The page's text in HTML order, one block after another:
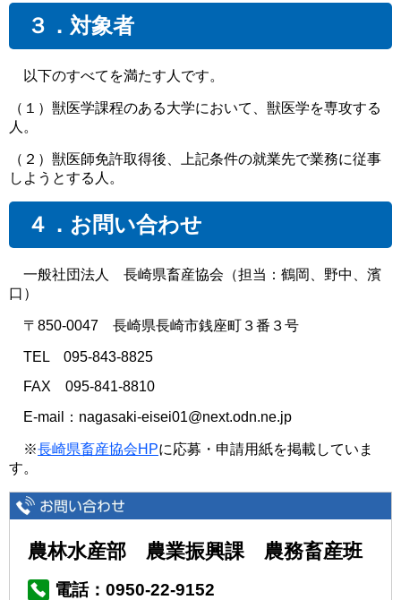
３．対象者
以下のすべてを満たす人です。
（１）獣医学課程のある大学において、獣医学を専攻する
人。
（２）獣医師免許取得後、上記条件の就業先で業務に従事
しようとする人。
４．お問い合わせ
一般社団法人 長崎県畜産協会（担当：鶴岡、野中、濱
口）
〒850-0047 長崎県長崎市銭座町３番３号
TEL 095-843-8825
FAX 095-841-8810
E-mail：nagasaki‐eisei01@next.odn.ne.jp
※長崎県畜産協会HPに応募・申請用紙を掲載していま
す。
農林水産部 農業振興課 農務畜産班
電話：0950-22-9152